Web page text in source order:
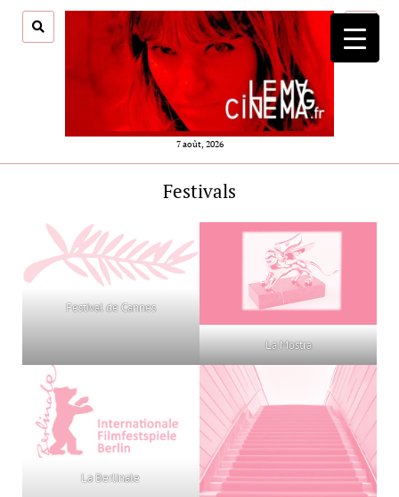
7 août, 2026
menu
Festivals
Festival de Cannes
La Mostra
La Berlinale